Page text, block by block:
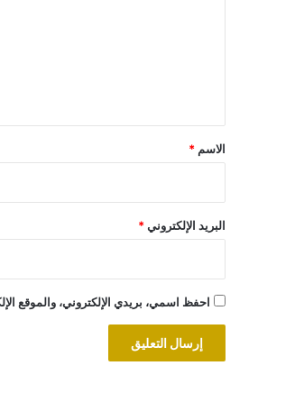
*
الاسم *
البريد الإلكتروني*
احفظ اسمي، بريدي الإلكتروني، والموقع